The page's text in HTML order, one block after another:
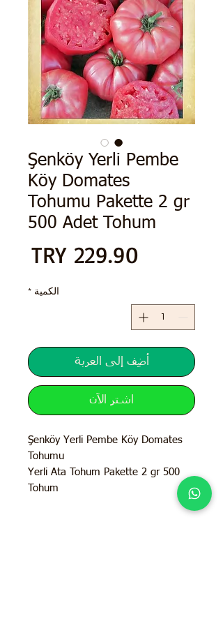
Şenköy Yerli Pembe
Köy Domates
Tohumu Pakette 2 gr
500 Adet Tohum
الكمية *
أضِف إلى العربة
اشترِ الآن
Şenköy Yerli Pembe Köy Domates
Tohumu
Yerli Ata Tohum Pakette 2 gr 500
Tohum